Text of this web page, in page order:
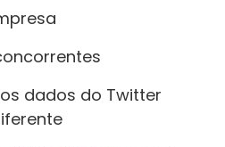
dados do Twitter